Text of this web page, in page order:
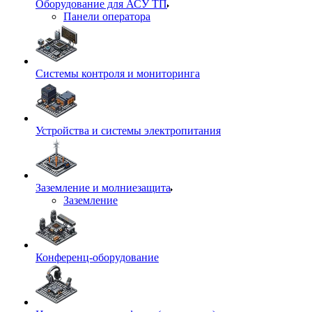
Оборудование для АСУ ТП
Панели оператора
Системы контроля и мониторинга
Устройства и системы электропитания
Заземление и молниезащита
Заземление
Конференц-оборудование